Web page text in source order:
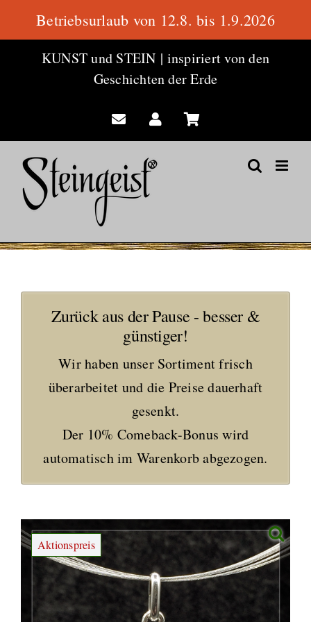
KUNST und STEIN | inspiriert von den
Geschichten der Erde
Zurück aus der Pause - besser &
günstiger!
Wir haben unser Sortiment frisch
überarbeitet und die Preise dauerhaft
gesenkt.
Der 10% Comeback-Bonus wird
automatisch im Warenkorb abgezogen.
Aktionspreis
Betriebsurlaub von 12.8. bis 1.9.2026